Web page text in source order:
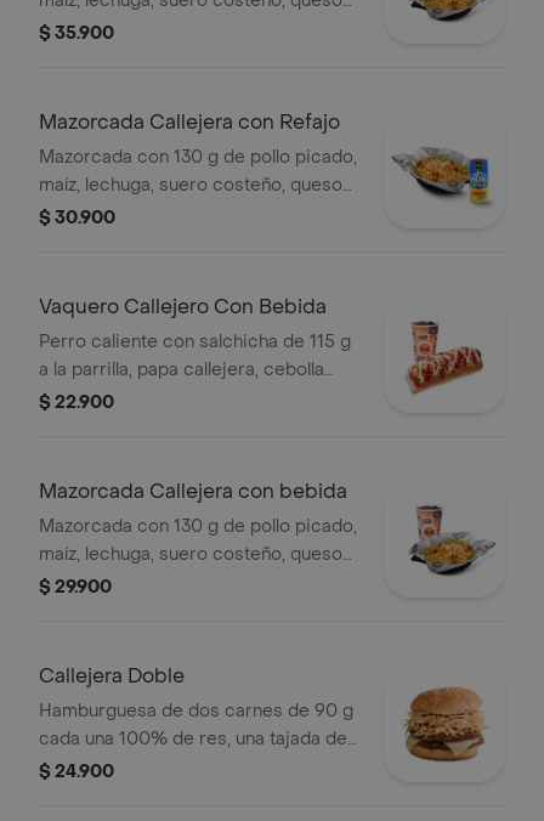
costeño, salsa BBQ, salsa Corral,
$ 35.900
Mazorcada Callejera con Refajo
Mazorcada con 130 g de pollo picado,
maíz, lechuga, suero costeño, queso
costeño, salsa BBQ, salsa Corral,
$ 30.900
Vaquero Callejero Con Bebida
Perro caliente con salchicha de 115 g
a la parrilla, papa callejera, cebolla
picada, salsa blanca, salsa de tomate
$ 22.900
Mazorcada Callejera con bebida
Mazorcada con 130 g de pollo picado,
maíz, lechuga, suero costeño, queso
costeño, salsa BBQ, salsa Corral,
$ 29.900
Callejera Doble
Hamburguesa de dos carnes de 90 g
cada una 100% de res, una tajada de
queso tipo mozzarella, papas
$ 24.900